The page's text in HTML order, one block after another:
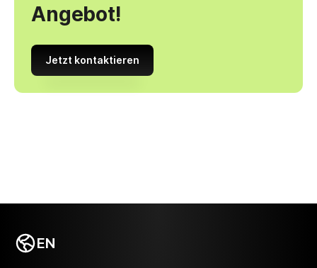
Angebot!
Jetzt kontaktieren
EN